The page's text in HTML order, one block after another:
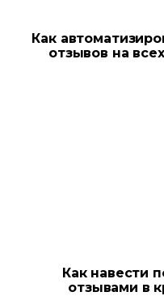
Как
отзывов на
Как навести
отзывами в